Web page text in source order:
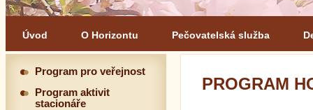
Úvod O Horizontu Pečovatelská služba
PROGRAM
Program pro veřejnost
Program aktivit
stacionáře